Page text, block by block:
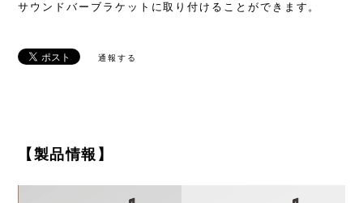
サウンドバーブラケットに取り付けることができます。
通報する
【製品情報】